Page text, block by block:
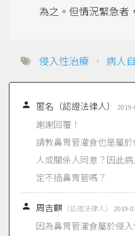
為之。但情況緊急者
侵入性治療 ， 病人
 匿名（認證法律人）
謝謝回覆！
請教鼻胃管灌食也是屬
人或關係人同意？因此
定不插鼻胃管嗎？
 周吉麒 （認證法律人） 2019-
因為鼻胃管灌食屬於侵